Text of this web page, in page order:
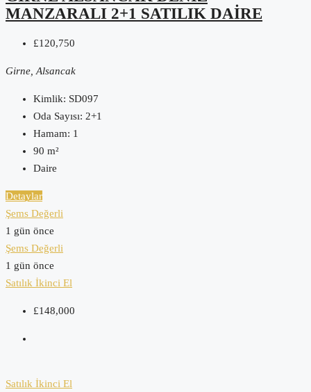
MANZARALI 2+1 SATILIK DAIRE
£120,750
Girne, Alsancak
Kimlik: SD097
Oda Sayısı: 2+1
Hamam: 1
90 m²
Daire
Detaylar
Şems Değerli
1 gün önce
Şems Değerli
1 gün önce
Satılık İkinci El
£148,000
Satılık İkinci El